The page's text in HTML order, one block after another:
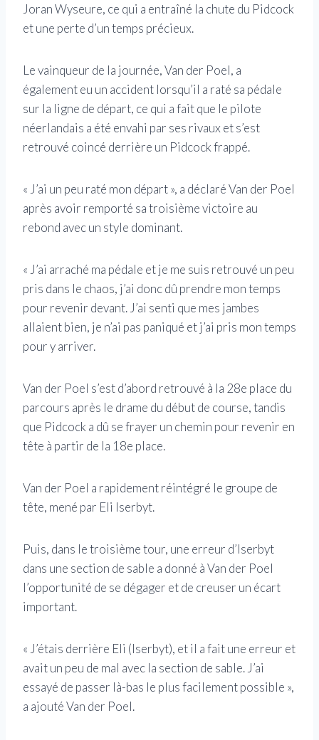
Joran Wyseure, ce qui a entraîné la chute du Pidcock
et une perte d’un temps précieux.
Le vainqueur de la journée, Van der Poel, a
également eu un accident lorsqu’il a raté sa pédale
sur la ligne de départ, ce qui a fait que le pilote
néerlandais a été envahi par ses rivaux et s’est
retrouvé coincé derrière un Pidcock frappé.
« J’ai un peu raté mon départ », a déclaré Van der Poel
après avoir remporté sa troisième victoire au
rebond avec un style dominant.
« J’ai arraché ma pédale et je me suis retrouvé un peu
pris dans le chaos, j’ai donc dû prendre mon temps
pour revenir devant. J’ai senti que mes jambes
allaient bien, je n’ai pas paniqué et j’ai pris mon temps
pour y arriver.
Van der Poel s’est d’abord retrouvé à la 28e place du
parcours après le drame du début de course, tandis
que Pidcock a dû se frayer un chemin pour revenir en
tête à partir de la 18e place.
Van der Poel a rapidement réintégré le groupe de
tête, mené par Eli Iserbyt.
Puis, dans le troisième tour, une erreur d’Iserbyt
dans une section de sable a donné à Van der Poel
l’opportunité de se dégager et de creuser un écart
important.
« J’étais derrière Eli (Iserbyt), et il a fait une erreur et
avait un peu de mal avec la section de sable. J’ai
essayé de passer là-bas le plus facilement possible »,
a ajouté Van der Poel.